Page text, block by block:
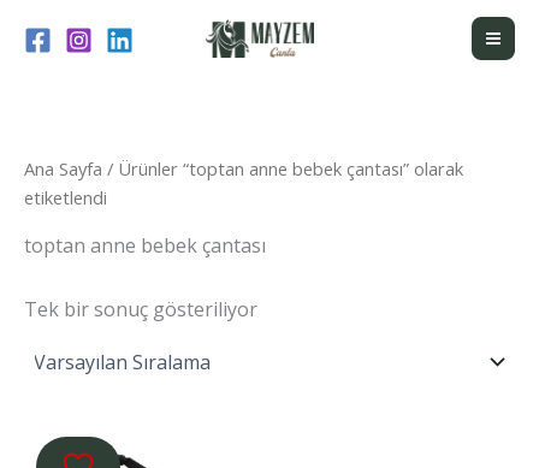
atla
Ana Sayfa / Ürünler “toptan anne bebek çantası” olarak
etiketlendi
toptan anne bebek çantası
Tek bir sonuç gösteriliyor